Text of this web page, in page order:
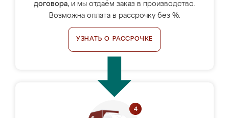
договора, и мы отдаём заказ в производство.
Возможна оплата в рассрочку без %.
УЗНАТЬ О РАССРОЧКЕ